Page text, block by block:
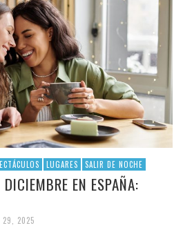
LUGARES SALIR DE NOCHE
EN ESPAÑA:
29, 2025